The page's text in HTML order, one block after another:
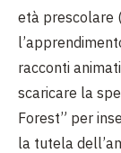
età prescolare
racconti
scaricare la
Forest” per
la tutela